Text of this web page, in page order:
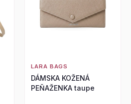
LARA BAGS
DÁMSKA KOŽENÁ
PEŇAŽENKA taupe